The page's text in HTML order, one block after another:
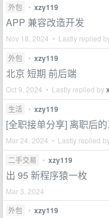
外包 • xzy119
APP 兼容改造开发
Nov 18, 2024 • Lastly replied
外包 • xzy119
北京 短期 前后端
Oct 9, 2024 • Lastly replied by
生活 • xzy119
[全职接单分享] 离职后
Mar 24, 2024 • Lastly replied
二手交易 • xzy119
出 95 新程序猿一枚
Mar 3, 2024
外包
• xzy119